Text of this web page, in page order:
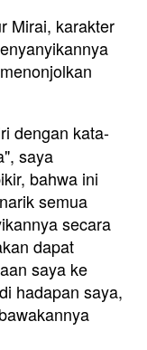
Mirai, karakter
dengan kata-
saya
bahwa ini
semua
secara
dapat
saya ke
hadapan saya,